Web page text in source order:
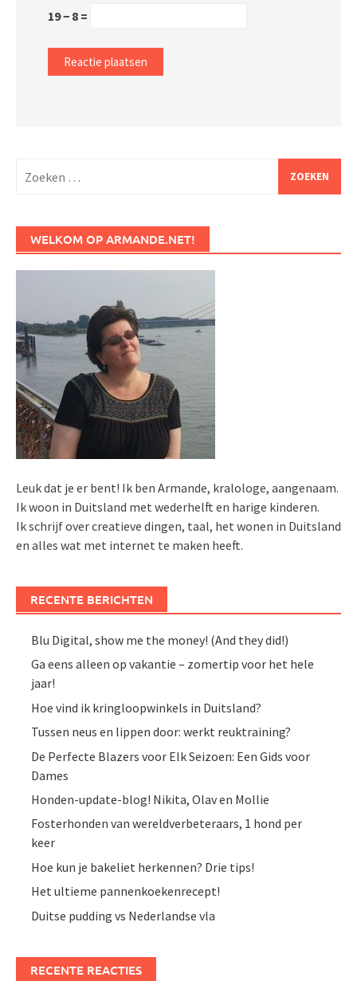
19 − 8 =
naar:
WELKOM OP ARMANDE.NET!
Leuk dat je er bent! Ik ben Armande, kralologe, aangenaam.
Ik woon in Duitsland met wederhelft en harige kinderen.
Ik schrijf over creatieve dingen, taal, het wonen in Duitsland
en alles wat met internet te maken heeft.
RECENTE BERICHTEN
Blu Digital, show me the money! (And they did!)
Ga eens alleen op vakantie – zomertip voor het hele
jaar!
Hoe vind ik kringloopwinkels in Duitsland?
Tussen neus en lippen door: werkt reuktraining?
De Perfecte Blazers voor Elk Seizoen: Een Gids voor
Dames
Honden-update-blog! Nikita, Olav en Mollie
Fosterhonden van wereldverbeteraars, 1 hond per
keer
Hoe kun je bakeliet herkennen? Drie tips!
Het ultieme pannenkoekenrecept!
Duitse pudding vs Nederlandse vla
RECENTE REACTIES